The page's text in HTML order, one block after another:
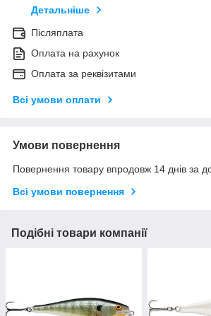
Детальніше
Післяплата
Оплата на рахунок
Оплата за реквізитами
Всі умови оплати
Умови повернення
Повернення товару впродовж 14 днів за
Всі умови повернення
Подібні товари компанії